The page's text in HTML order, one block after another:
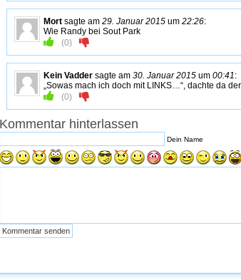
Mort sagte am 29. Januar 2015 um 22:26:
Wie Randy bei Sout Park
(0)
Kein Vadder sagte am 30. Januar 2015 um 00:41:
„Sowas mach ich doch mit LINKS…“, dachte da
(0)
Kommentar hinterlassen
Dein Name